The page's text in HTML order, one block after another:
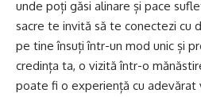
unde poți găsi alinare și pace
sacre te invită să te conectezi cu
pe tine însuți într-un mod unic și
credința ta, o vizită într-o
poate fi o experiență cu adevărat